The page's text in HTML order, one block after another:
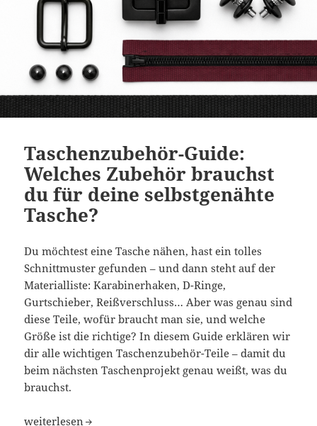
Taschenzubehör-Guide:
Welches Zubehör brauchst
du für deine selbstgenähte
Tasche?
Du möchtest eine Tasche nähen, hast ein tolles
Schnittmuster gefunden – und dann steht auf der
Materialliste: Karabinerhaken, D-Ringe,
Gurtschieber, Reißverschluss… Aber was genau sind
diese Teile, wofür braucht man sie, und welche
Größe ist die richtige? In diesem Guide erklären wir
dir alle wichtigen Taschenzubehör-Teile – damit du
beim nächsten Taschenprojekt genau weißt, was du
brauchst.
Taschenzubehör-Guide: Welches Zubehör brauchst du
weiterlesen